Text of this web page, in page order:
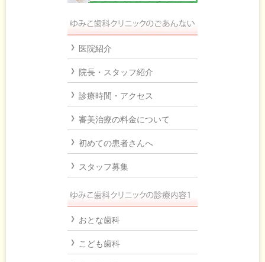
医院紹介
院長・スタッフ紹介
診療時間・アクセス
審美治療の料金について
初めての患者さんへ
スタッフ募集
おとな歯科
こども歯科